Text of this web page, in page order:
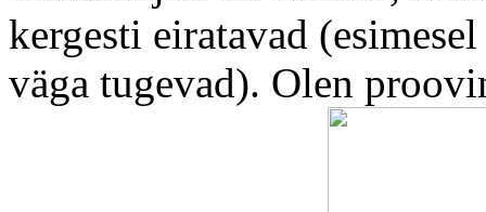
kergesti eiratavad
väga tugevad). Olen